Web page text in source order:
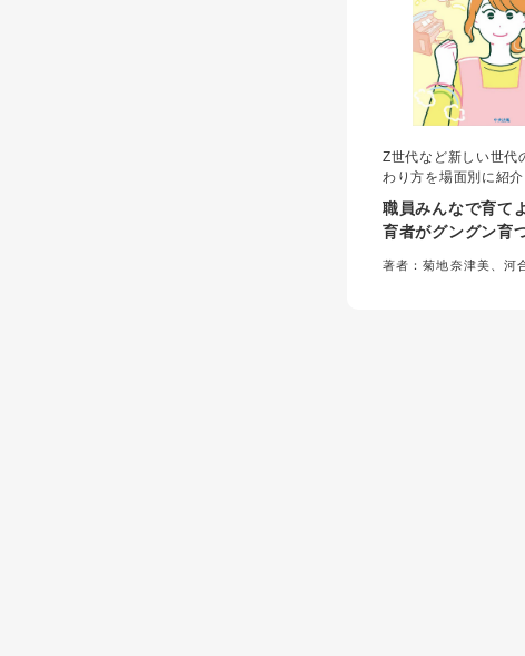
Z世代など新しい世代
わり方を場面別に紹
ことの伝え方や育て
よい塩梅の関係づく
任だけでなく全職員
るきっかけとなる実
職員みんなで育て
育者がグングン育
「かかわり方のさ
著者：菊地奈津美、河